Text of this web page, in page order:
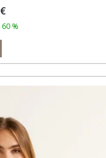
€
60 %